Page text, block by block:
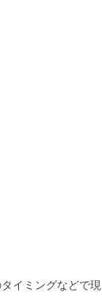
イミングなどで現